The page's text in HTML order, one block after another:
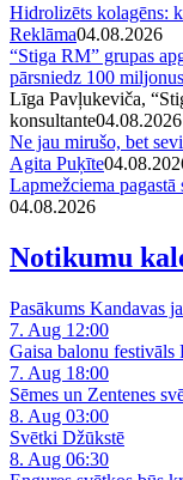
Hidrolizēts kolagēns:
Reklāma04.08.2026
“Stiga RM” grupas
pārsniedz 100
Līga Pavļukeviča,
konsultante04.08.2026
Ne jau mirušo, bet
Agita Puķīte
Lapmežciema
04.08.2026
Notikumu
Pasākums Kandavas
7. Aug 12:00
Gaisa balonu festivāls
7. Aug 18:00
Sēmes un Zentenes
8. Aug 03:00
Svētki Džūkstē
8. Aug 06:30